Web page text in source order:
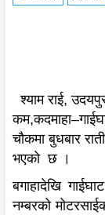
श्याम राई,
चौकमा बुधबार
भएको छ ।
बगाहादेखि
नम्बरको